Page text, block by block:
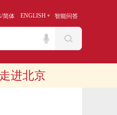
/简体 ENGLISH 智能问答
走进北京